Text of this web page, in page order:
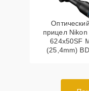
Оптический
прицел Nikon
624x50SF
(25,4mm)